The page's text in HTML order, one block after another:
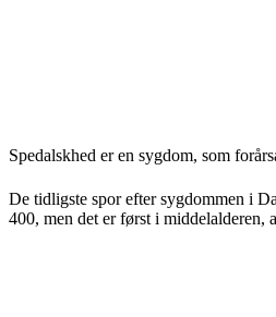
Spedalskhed er en sygdom, som
De tidligste spor efter sygdommen i
400, men det er først i middelalderen,